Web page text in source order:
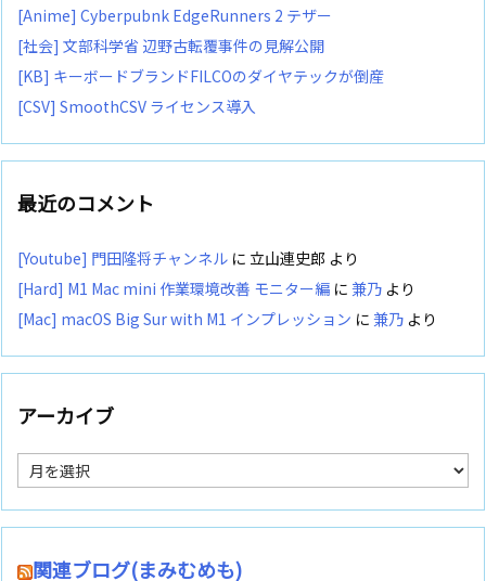
[Anime] Cyberpubnk EdgeRunners 2 テザー
[社会] 文部科学省 辺野古転覆事件の見解公開
[KB] キーボードブランドFILCOのダイヤテックが倒産
[CSV] SmoothCSV ライセンス導入
最近のコメント
[Youtube] 門田隆将チャンネル に 立山連史郎 より
[Hard] M1 Mac mini 作業環境改善 モニター編 に 兼乃 より
[Mac] macOS Big Sur with M1 インプレッション に 兼乃 より
アーカイブ
ア
ー
カ
イ
関連ブログ(まみむめも)